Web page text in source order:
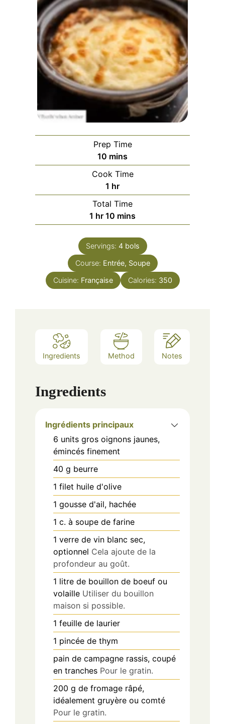
Prep Time
10 minutes
mins
Cook Time
1 hour
hr
Total Time
1 hour
hr 10 minutes
mins
Servings: 4 bols
Course: Entrée, Soupe
Cuisine: Française Calories: 350
Ingredients Method Notes
Ingredients
Ingrédients principaux
6 units gros oignons jaunes,
émincés finement
40 g beurre
1 filet huile d'olive
1 gousse d'ail, hachée
1 c. à soupe de farine
1 verre de vin blanc sec,
optionnel Cela ajoute de la
profondeur au goût.
1 litre de bouillon de boeuf ou
volaille Utiliser du bouillon
maison si possible.
1 feuille de laurier
1 pincée de thym
pain de campagne rassis, coupé
en tranches Pour le gratin.
200 g de fromage râpé,
idéalement gruyère ou comté
Pour le gratin.